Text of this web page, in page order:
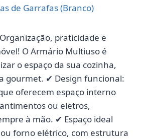
praticidade e
O Armário Multiuso é
o espaço da sua cozinha,
gourmet. ✔ Design funcional:
oferecem espaço interno
ou eletros,
à mão. ✔ Espaço ideal
forno elétrico, com estrutura